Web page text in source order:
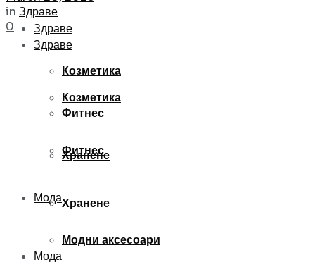
Здраве
Козметика
Фитнес
Хранене
Мода
Здраве
Козметика
Фитнес
Хранене
Мода
Модни аксесоари
in Здраве
0